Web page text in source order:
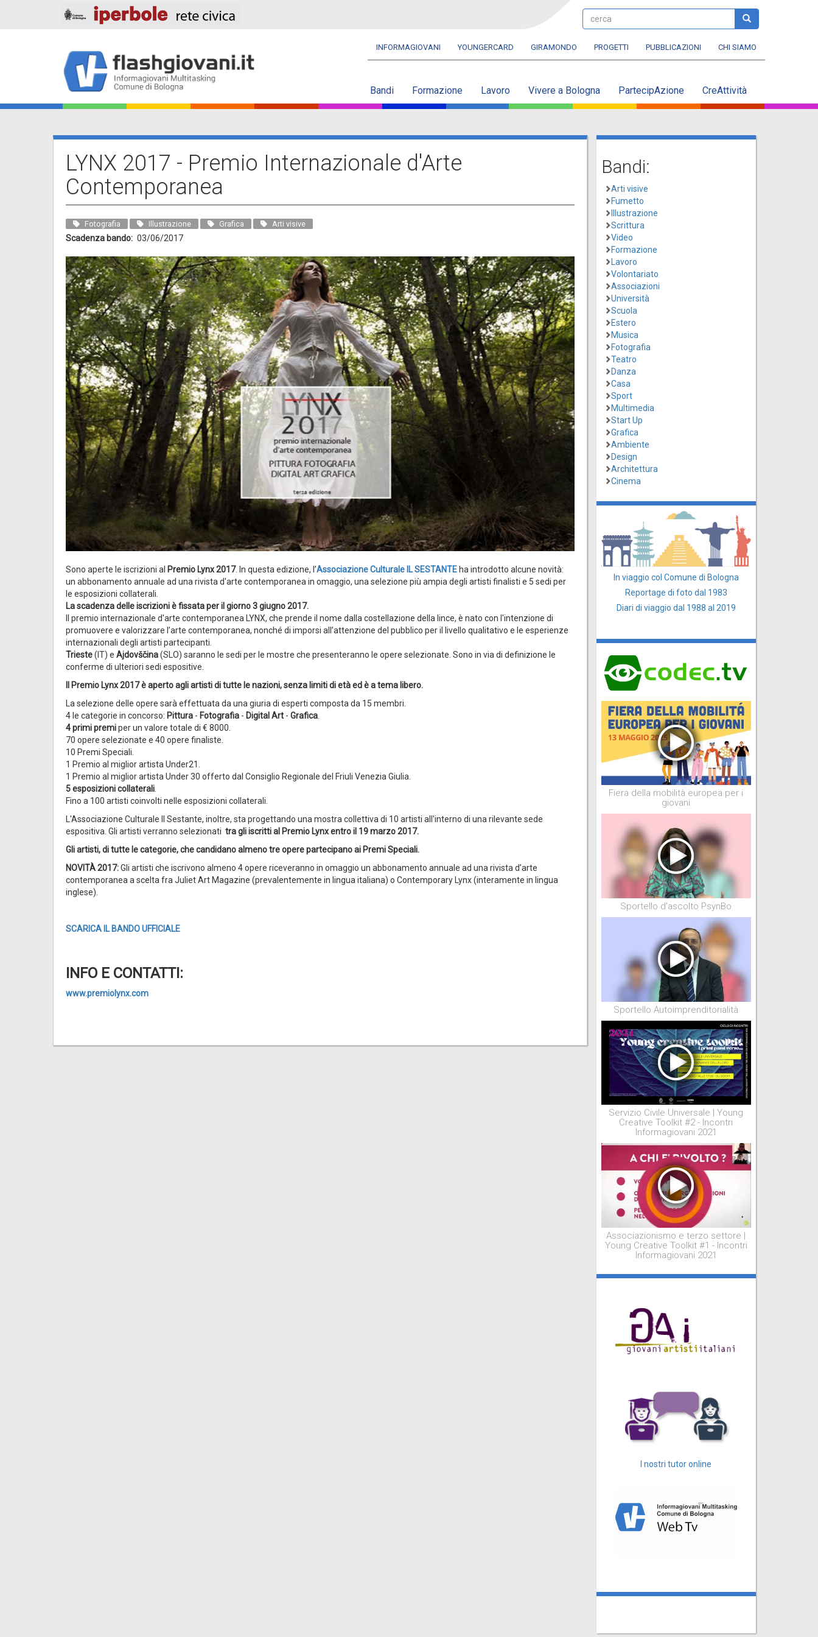
cerca cerca
Navbar
INFORMAGIOVANI YOUNGERCARD GIRAMONDO PROGETTI PUBBLICAZIONI CHI SIAMO
Main
navigation
Bandi Formazione Lavoro Vivere a Bologna PartecipAzione CreAttività
LYNX 2017 - Premio Internazionale d'Arte
Contemporanea
Fotografia Illustrazione Grafica Arti visive
Scadenza bando 03/06/2017
Sono aperte le iscrizioni al Premio Lynx 2017. In questa edizione, l’Associazione Culturale IL SESTANTE ha introdotto alcune novità:
un abbonamento annuale ad una rivista d'arte contemporanea in omaggio, una selezione più ampia degli artisti finalisti e 5 sedi per
le esposizioni collaterali.
La scadenza delle iscrizioni è fissata per il giorno 3 giugno 2017.
Il premio internazionale d'arte contemporanea LYNX, che prende il nome dalla costellazione della lince, è nato con l'intenzione di
promuovere e valorizzare l’arte contemporanea, nonché di imporsi all’attenzione del pubblico per il livello qualitativo e le esperienze
internazionali degli artisti partecipanti.
Trieste(IT) e Ajdovščina(SLO) saranno le sedi per le mostre che presenteranno le opere selezionate. Sono in via di definizione le
conferme di ulteriori sedi espositive.
Il Premio Lynx 2017 è aperto agli artisti di tutte le nazioni, senza limiti di età ed è a tema libero.
La selezione delle opere sarà effettuata da una giuria di esperti composta da 15 membri.
4 le categorie in concorso: Pittura - Fotografia - Digital Art - Grafica
4 primi premiper un valore totale di € 8000.
70 opere selezionate e 40 opere finaliste.
10 Premi Speciali.
1 Premio al miglior artista Under21.
1 Premio al miglior artista Under 30 offerto dal Consiglio Regionale del Friuli Venezia Giulia.
5 esposizioni collaterali
Fino a 100 artisti coinvolti nelle esposizioni collaterali.
L'Associazione Culturale Il Sestante, inoltre, sta progettando una mostra collettiva di 10 artisti all'interno di una rilevante sede
espositiva. Gli artisti verranno selezionati tra gli iscritti al Premio Lynx entro il 19 marzo 2017.
Gli artisti, di tutte le categorie, che candidano almeno tre opere partecipano ai Premi Speciali.
NOVITÀ 2017:Gli artisti che iscrivono almeno 4 opere riceveranno in omaggio un abbonamento annuale ad una rivista d’arte
contemporanea a scelta fra Juliet Art Magazine (prevalentemente in lingua italiana) o Contemporary Lynx (interamente in lingua
inglese).
SCARICA IL BANDO UFFICIALE
INFO E CONTATTI:
www.premiolynx.com
Bandi:
Arti visive
Fumetto
Illustrazione
Scrittura
Video
Formazione
Lavoro
Volontariato
Associazioni
Università
Scuola
Estero
Musica
Fotografia
Teatro
Danza
Casa
Sport
Multimedia
Start Up
Grafica
Ambiente
Design
Architettura
Cinema
In viaggio col Comune di Bologna
Reportage di foto dal 1983
Diari di viaggio dal 1988 al 2019
Fiera della mobilità europea per i
giovani
Sportello d'ascolto PsynBo
Sportello Autoimprenditorialità
Servizio Civile Universale | Young
Creative Toolkit #2 - Incontri
Informagiovani 2021
Associazionismo e terzo settore |
Young Creative Toolkit #1 - Incontri
Informagiovani 2021
I nostri tutor online